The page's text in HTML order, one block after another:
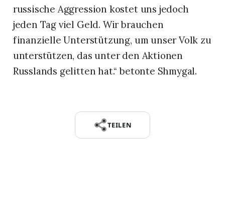
russische Aggression kostet uns jedoch
jeden Tag viel Geld. Wir brauchen
finanzielle Unterstützung, um unser Volk zu
unterstützen, das unter den Aktionen
Russlands gelitten hat.“ betonte Shmygal.
TEILEN